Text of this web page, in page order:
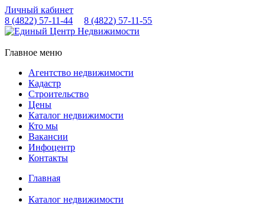
Личный кабинет
8 (4822) 57-11-44 8 (4822) 57-11-55
Главное меню
Агентство недвижимости
Кадастр
Строительство
Цены
Каталог недвижимости
Кто мы
Вакансии
Инфоцентр
Контакты
Главная
Каталог недвижимости